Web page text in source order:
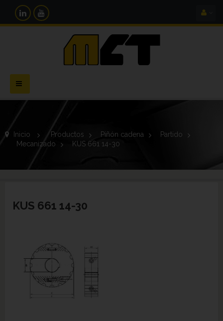
Navegación
Toggle
Inicio > Productos > Piñón cadena >
Partido
Mecanizado > KUS 661 14-30
KUS 661 14-30